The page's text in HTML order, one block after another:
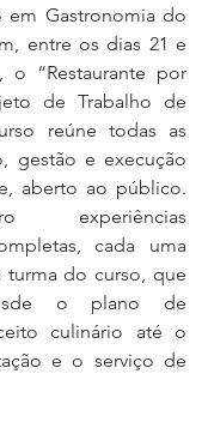
em Gastronomia do
entre os dias 21 e
o “Restaurante por
de Trabalho de
reúne todas as
gestão e execução
aberto ao público.
experiências
cada uma
turma do curso, que
o plano de
culinário até o
e o serviço de